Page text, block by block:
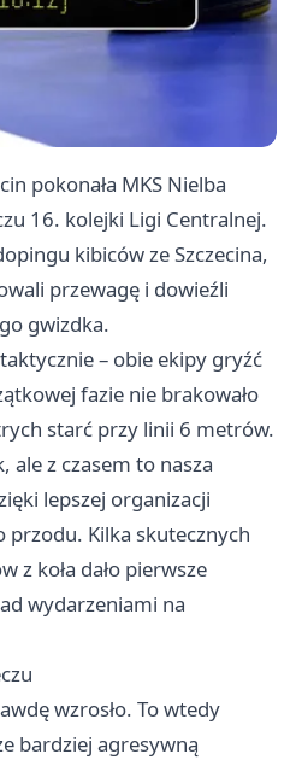
pokonała MKS Nielba
16. kolejki Ligi Centralnej.
kibiców ze Szczecina,
przewagę i dowieźli
gwizdka.
– obie ekipy gryźć
fazie nie brakowało
starć przy linii 6 metrów.
ale z czasem to nasza
lepszej organizacji
przodu. Kilka skutecznych
z koła dało pierwsze
wydarzeniami na
wzrosło. To wtedy
bardziej agresywną